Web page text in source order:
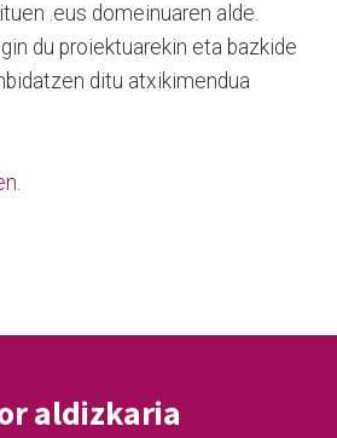
.eus domeinuaren alde.
du proiektuarekin eta bazkide
ditu atxikimendua
aldizkaria